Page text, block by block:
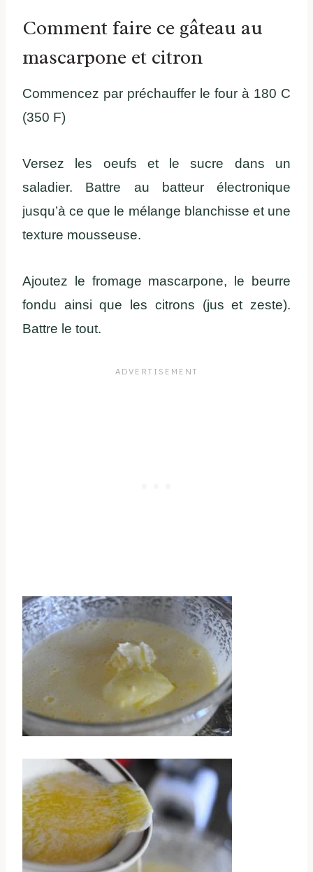
Comment faire ce gâteau au
mascarpone et citron
Commencez par préchauffer le four à 180 C
(350 F)
Versez les oeufs et le sucre dans un
saladier. Battre au batteur électronique
jusqu’à ce que le mélange blanchisse et une
texture mousseuse.
Ajoutez le fromage mascarpone, le beurre
fondu ainsi que les citrons (jus et zeste).
Battre le tout.